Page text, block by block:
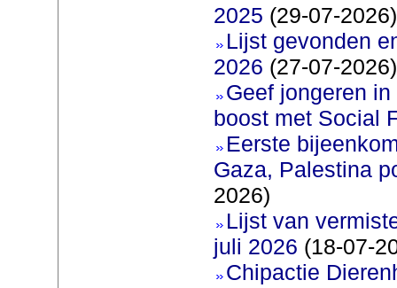
2025 (29-07-2026)
Lijst gevonden
2026 (27-07-2026)
Geef jongeren
boost met Social
Eerste
Gaza, Palestina
2026)
Lijst van
juli 2026 (18-07-
Chipactie